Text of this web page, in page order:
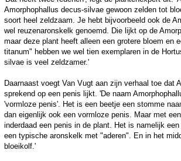
Amorphophallus decus-silvae gewoon zelden tot
soort heel zeldzaam. Je hebt bijvoorbeeld ook de
wel reuzenaronskelk genoemd. Die lijkt op de
maar deze plant heeft alleen een grotere bloem en
titanum" hebben we wel tien exemplaren in de
silvae is veel zeldzamer.'
Daarnaast voegt Van Vugt aan zijn verhaal toe dat
sprekend op een penis lijkt. 'De naam
'vormloze penis'. Het is een beetje een stomme
dan eigenlijk ook een vormloze penis. Maar met
inderdaad een penis in de plant. Het is namelijk
een typische aronskelk met "aderen". En in het
bloeikolf.'